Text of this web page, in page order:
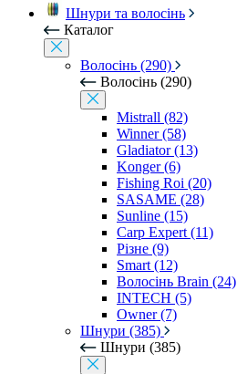
Шнури та волосінь
Каталог
Волосінь (290)
Волосінь (290)
Mistrall (82)
Winner (58)
Gladiator (13)
Konger (6)
Fishing Roi (20)
SASAME (28)
Sunline (15)
Carp Expert (11)
Різне (9)
Smart (12)
Волосінь Brain (24)
INTECH (5)
Owner (7)
Шнури (385)
Шнури (385)